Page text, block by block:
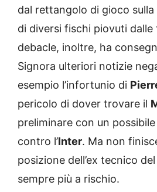
dal rettangolo di gioco
di diversi fischi piovuti dalle
debacle, inoltre, ha
Signora ulteriori notizie
esempio l’infortunio di
pericolo di dover trovare il
preliminare con un
contro l’Inter. Ma non
posizione dell’ex tecnico del
sempre più a rischio.